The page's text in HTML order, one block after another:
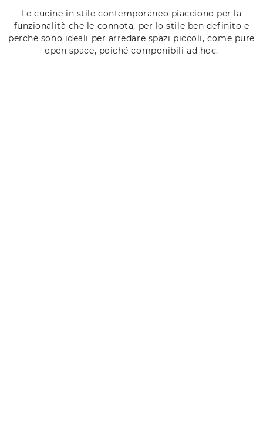
Le cucine in stile contemporaneo piacciono per la
funzionalità che le connota, per lo stile ben definito e
perché sono ideali per arredare spazi piccoli, come pure
open space, poiché componibili ad hoc.